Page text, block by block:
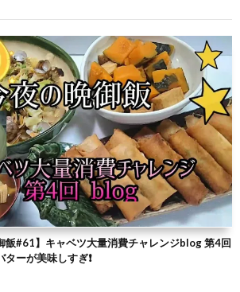
飯#61】キャベツ大量消費チャレンジblog 第4回
ーが美味しすぎ❗